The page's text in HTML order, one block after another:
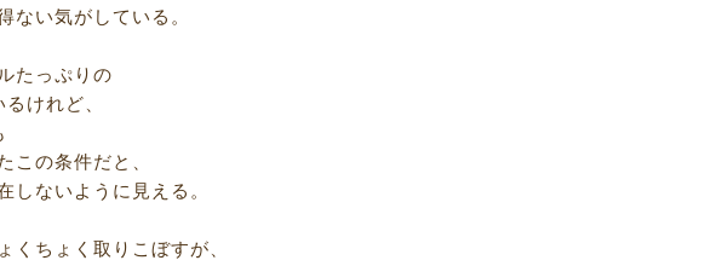
ない気がしている。
たっぷりの
けれど、
この条件だと、
しないように見える。
くちょく取りこぼすが、